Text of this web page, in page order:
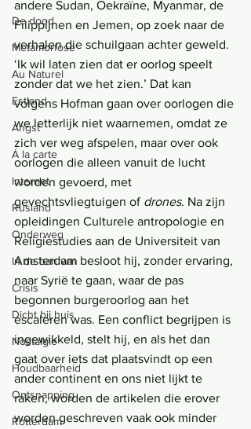
De dood
Metamorfose
Au Naturel
Estland
Angst
Á la carte
Internet
Rusland
Onderweg
In de ban van
Crisis
Dicht bij huis
Nostalgie
Houdbaarheid
Ontsnapping
Rotterdam
andere Sudan, Oekraïne, Myanmar, de
Filippijnen en Jemen, op zoek naar de
verhalen die schuilgaan achter geweld.
‘Ik wil laten zien dat er oorlog speelt
zonder dat we het zien.’ Dat kan
volgens Hofman gaan over oorlogen die
we letterlijk niet waarnemen, omdat ze
zich ver weg afspelen, maar over ook
oorlogen die alleen vanuit de lucht
worden gevoerd, met
gevechtsvliegtuigen of drones. Na zijn
opleidingen Culturele antropologie en
Religiestudies aan de Universiteit van
Amsterdam besloot hij, zonder ervaring,
naar Syrië te gaan, waar de pas
begonnen burgeroorlog aan het
escaleren was. Een conflict begrijpen is
ingewikkeld, stelt hij, en als het dan
gaat over iets dat plaatsvindt op een
ander continent en ons niet lijkt te
raken, worden de artikelen die erover
worden geschreven vaak ook minder